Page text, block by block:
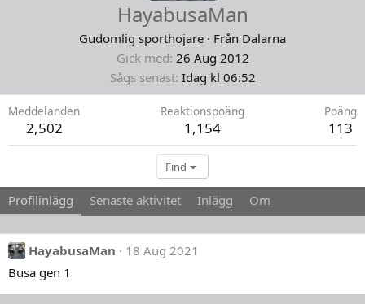
HayabusaMan
Gudomlig sporthojare · Från Dalarna
Gick med 26 Aug 2012
Sågs senast Idag kl 06:52
Meddelanden
2,502
Reaktionspoäng
1,154
Poäng
113
Find
Profilinlägg Senaste aktivitet Inlägg Om
HayabusaMan
18 Aug 2021
Busa gen 1